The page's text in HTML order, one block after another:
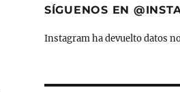
SÍGUENOS EN
Instagram ha devuelto datos